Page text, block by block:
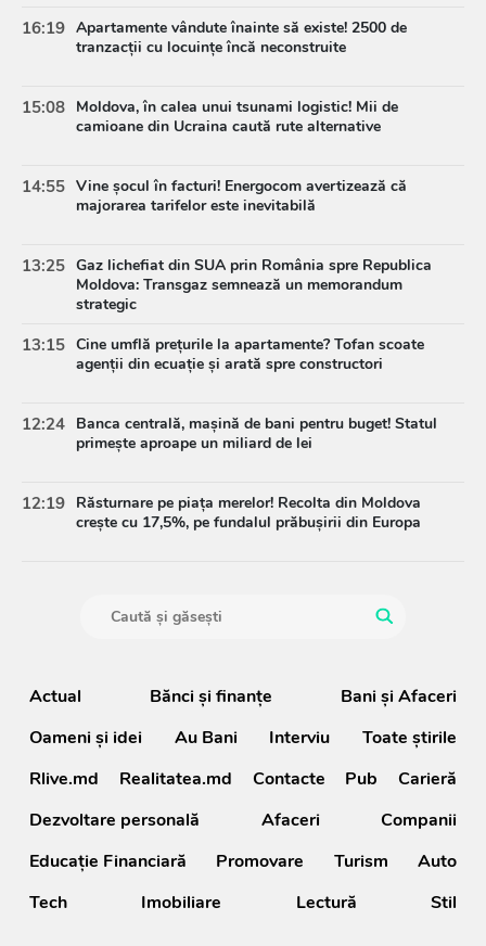
16:19 Apartamente vândute înainte să existe! 2500 de
tranzacții cu locuințe încă neconstruite
15:08 Moldova, în calea unui tsunami logistic! Mii de
camioane din Ucraina caută rute alternative
14:55 Vine șocul în facturi! Energocom avertizează că
majorarea tarifelor este inevitabilă
13:25 Gaz lichefiat din SUA prin România spre Republica
Moldova: Transgaz semnează un memorandum
strategic
13:15 Cine umflă prețurile la apartamente? Tofan scoate
agenții din ecuație și arată spre constructori
12:24 Banca centrală, mașină de bani pentru buget! Statul
primește aproape un miliard de lei
12:19 Răsturnare pe piața merelor! Recolta din Moldova
crește cu 17,5%, pe fundalul prăbușirii din Europa
Actual Bănci şi finanţe
Bani și Afaceri
Oameni şi idei
Au Bani Interviu
Toate știrile
Rlive.md
Realitatea.md Contacte Pub
Carieră
Dezvoltare personală
Afaceri
Companii
Educație Financiară
Promovare Turism
Auto
Tech
Imobiliare Lectură Stil